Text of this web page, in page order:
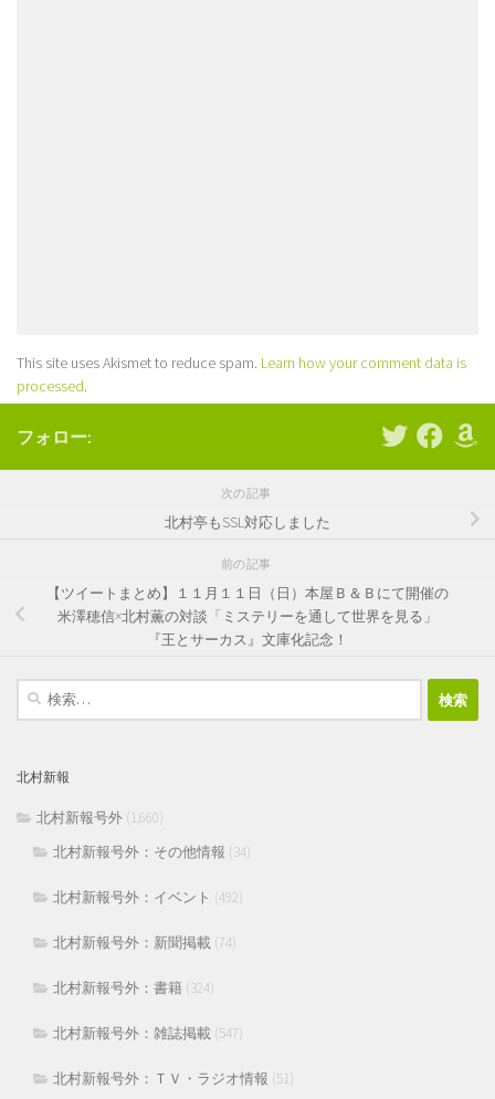
This site uses Akismet to reduce spam. Learn how your comment data is
processed.
フォロー:
次の記事
北村亭もSSL対応しました
前の記事
【ツイートまとめ】１１月１１日（日）本屋Ｂ＆Ｂにて開催の
米澤穂信×北村薫の対談「ミステリーを通して世界を見る」
『王とサーカス』文庫化記念！
検
北村新報
北村新報号外 (1,660)
北村新報号外：その他情報 (34)
北村新報号外：イベント (492)
北村新報号外：新聞掲載 (74)
北村新報号外：書籍 (324)
北村新報号外：雑誌掲載 (547)
北村新報号外：ＴＶ・ラジオ情報 (51)